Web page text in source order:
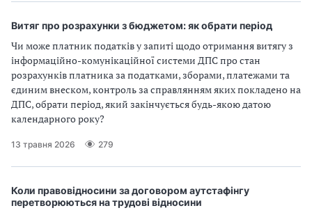
Витяг про розрахунки з бюджетом: як обрати період
Чи може платник податків у запиті щодо отримання витягу з
інформаційно-комунікаційної системи ДПС про стан
розрахунків платника за податками, зборами, платежами та
єдиним внеском, контроль за справлянням яких покладено на
ДПС, обрати період, який закінчується будь-якою датою
календарного року?
13 травня 2026 279
Коли правовідносини за договором аутстафінгу
перетворюються на трудові відносини